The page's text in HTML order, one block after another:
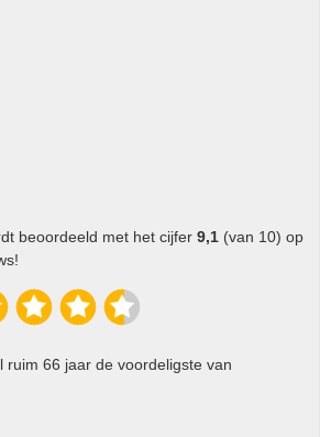
beoordeeld met het cijfer 9,1 (van 10) op
ruim 66 jaar de voordeligste van